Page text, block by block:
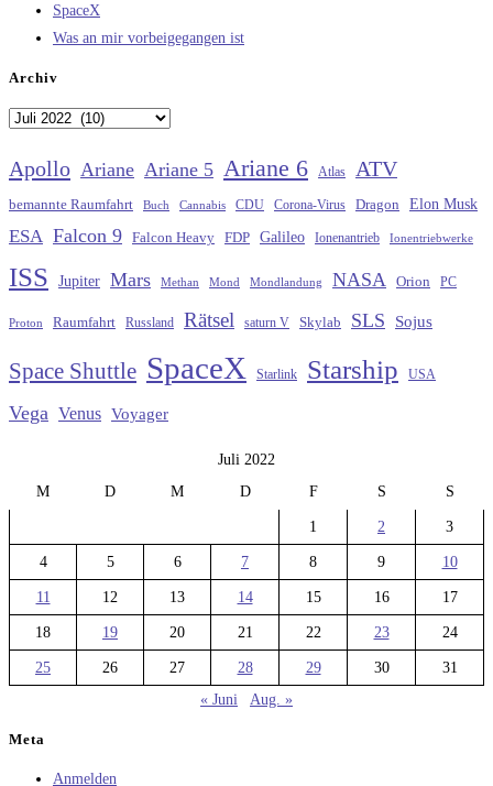
SpaceX
Was an mir vorbeigegangen ist
Archiv
Archiv
Apollo Ariane Ariane 5 Ariane 6 Atlas ATV
bemannte Raumfahrt Buch Cannabis CDU Corona-Virus Dragon Elon Musk
ESA Falcon 9 Falcon Heavy FDP Galileo Ionenantrieb Ionentriebwerke
ISS Jupiter Mars Methan Mond Mondlandung NASA Orion PC
Proton Raumfahrt Russland Rätsel saturn V Skylab SLS Sojus
Space Shuttle SpaceX Starlink Starship USA
Vega Venus Voyager
Juli 2022
M
D M D F S S
1 2 3
4 5 6 7 8 9 10
11 12 13 14 15 16 17
18 19 20 21 22 23 24
25 26 27 28 29 30
31
« Juni
Aug. »
Meta
Anmelden